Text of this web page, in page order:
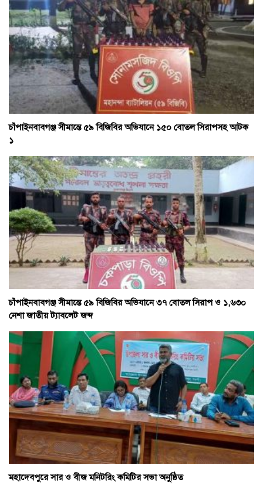
চাঁপাইনবাবগঞ্জ সীমান্তে ৫৯ বিজিবির অভিযানে ১৫০ বোতল সিরাপসহ আটক
১
চাঁপাইনবাবগঞ্জ সীমান্তে ৫৯ বিজিবির অভিযানে ৩৭ বোতল সিরাপ ও ১,৬৩০
নেশা জাতীয় ট্যাবলেট জব্দ
মহাদেবপুরে সার ও বীজ মনিটরিং কমিটির সভা অনুষ্ঠিত